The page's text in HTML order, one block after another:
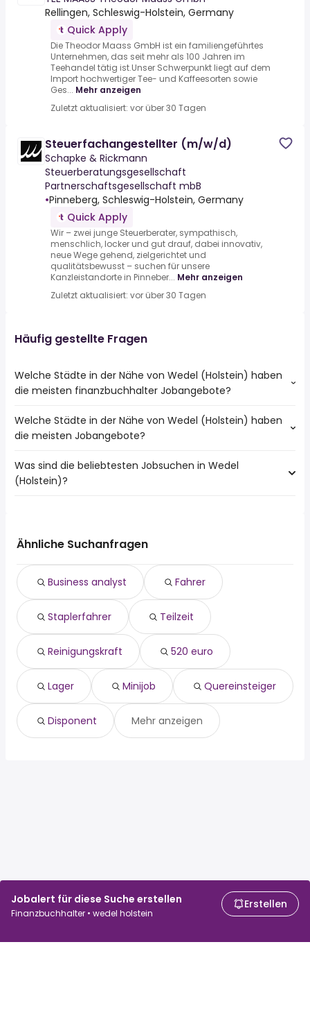
Jobalert für diese Suche erstellen
Finanzbuchhalter • wedel holstein
Erstellen
Rellingen, Schleswig-Holstein, Germany
Quick Apply
Die Theodor Maass GmbH ist ein familiengeführtes
Unternehmen, das seit mehr als 100 Jahren im
Teehandel tätig ist.Unser Schwerpunkt liegt auf dem
Import hochwertiger Tee- und Kaffeesorten sowie
Ges... Mehr anzeigen
Zuletzt aktualisiert: vor über 30 Tagen
Steuerfachangestellter (m/w/d)
Schapke & Rickmann
Steuerberatungsgesellschaft
Partnerschaftsgesellschaft mbB
•Pinneberg, Schleswig-Holstein, Germany
Quick Apply
Wir – zwei junge Steuerberater, sympathisch,
menschlich, locker und gut drauf, dabei innovativ,
neue Wege gehend, zielgerichtet und
qualitätsbewusst – suchen für unsere
Kanzleistandorte in Pinneber... Mehr anzeigen
Zuletzt aktualisiert: vor über 30 Tagen
Häufig gestellte Fragen
Welche Städte in der Nähe von Wedel (Holstein) haben
die meisten finanzbuchhalter Jobangebote?
Städte in der Nähe von Wedel (Holstein) mit den meisten
finanzbuchhalter Jobs:
Norderstedt
Elmshorn
Wedel
Reinbek
Welche Städte in der Nähe von Wedel (Holstein) haben
die meisten Jobangebote?
10 Städte in der Nähe von Wedel (Holstein) mit den
meisten Jobangeboten:
Stade
Buxtehude
Buchholz In Der Nordheide
Winsen (Luhe)
Wedel
Was sind die beliebtesten Jobsuchen in Wedel
(Holstein)?
staplerfahrer
520 euro
lager
minijob
quereinsteiger
disponent
Ähnliche Suchanfragen
Business analyst Fahrer
Staplerfahrer Teilzeit
Reinigungskraft 520 euro
Lager Minijob Quereinsteiger
Disponent Mehr anzeigen